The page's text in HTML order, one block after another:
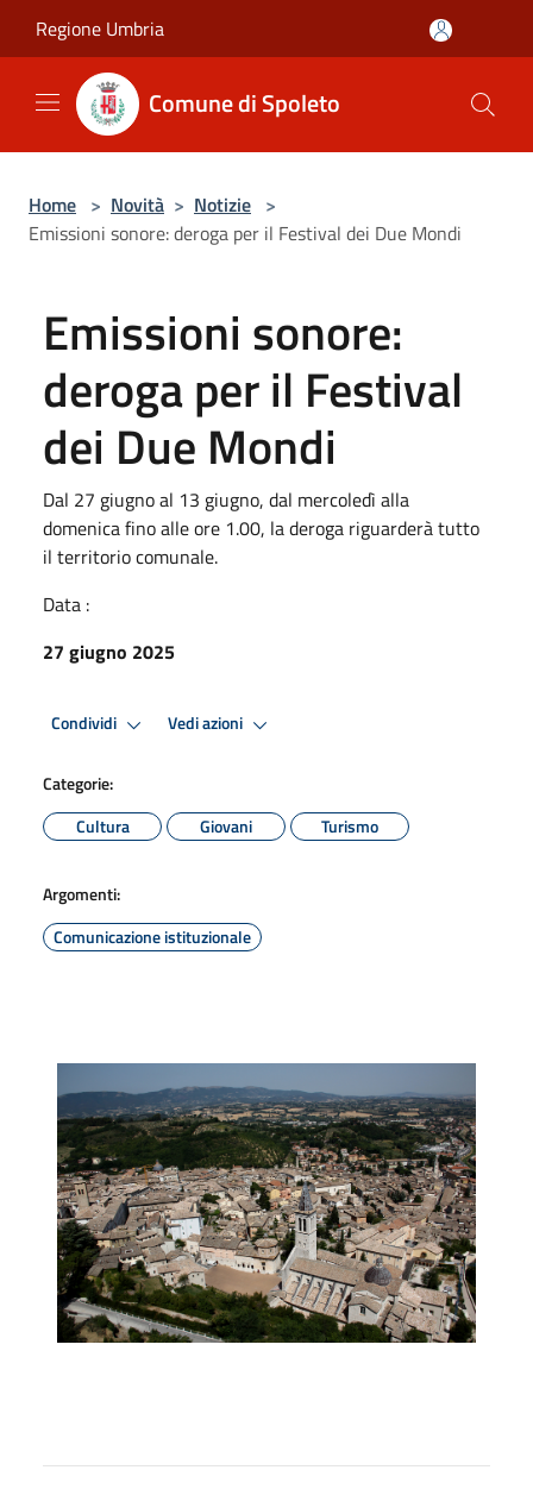
Regione Umbria
Comune di Spoleto
Home > Novità > Notizie >
Emissioni sonore: deroga per il Festival dei Due Mondi
Emissioni sonore:
deroga per il Festival
dei Due Mondi
Dal 27 giugno al 13 giugno, dal mercoledì alla
domenica fino alle ore 1.00, la deroga riguarderà tutto
il territorio comunale.
Data :
27 giugno 2025
Condividi Vedi azioni
Categorie:
Cultura
Giovani Turismo
Argomenti:
Comunicazione istituzionale